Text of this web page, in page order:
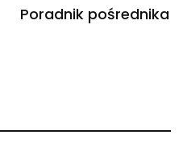
Poradnik pośrednika